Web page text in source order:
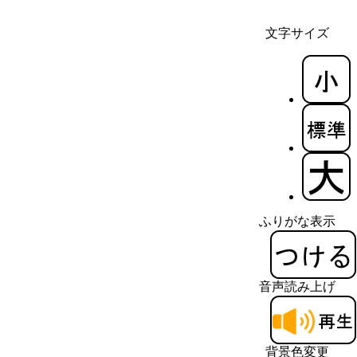
文字サイズ
ふりがな表示
音声読み上げ
背景色変更